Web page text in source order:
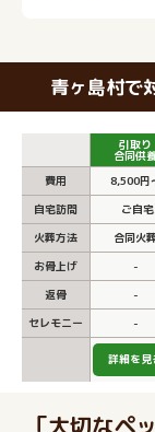
青ヶ島村で
引取り
合同供
費用
8,500円
自宅訪問
ご自
火葬方法
合同火葬
お骨上げ
-
返骨
-
セレモニー
-
詳細を見
「大切なペ